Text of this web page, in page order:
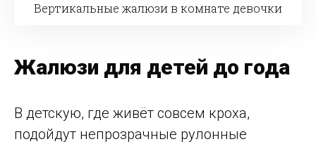
Вертикальные жалюзи в комнате девочки
Жалюзи для детей до года
В детскую, где живёт совсем кроха,
подойдут непрозрачные рулонные